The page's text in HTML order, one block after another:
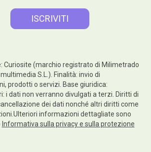
Curiosite (marchio registrato di Milimetrado
S.L.). Finalità: invio di
prodotti o servizi. Base giuridica:
i dati non verranno divulgati a terzi. Diritti di
dei dati nonché altri diritti come
informazioni dettagliate sono
Informativa sulla privacy e sulla protezione